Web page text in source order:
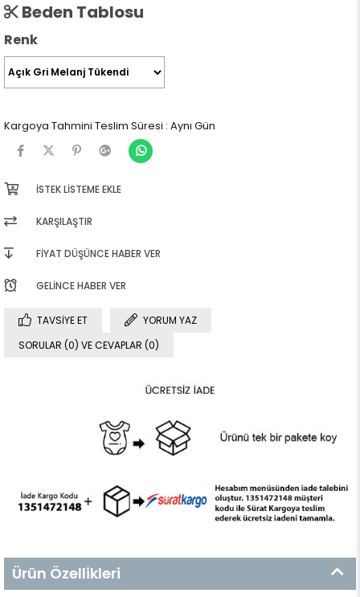
Beden Tablosu
Renk
Kargoya Tahmini Teslim Süresi : Aynı Gün
İSTEK LISTEME EKLE
KARŞILAŞTIR
FIYAT DÜŞÜNCE HABER VER
GELINCE HABER VER
TAVSIYE ET
YORUM YAZ
SORULAR (0) VE CEVAPLAR (0)
Ürün Özellikleri